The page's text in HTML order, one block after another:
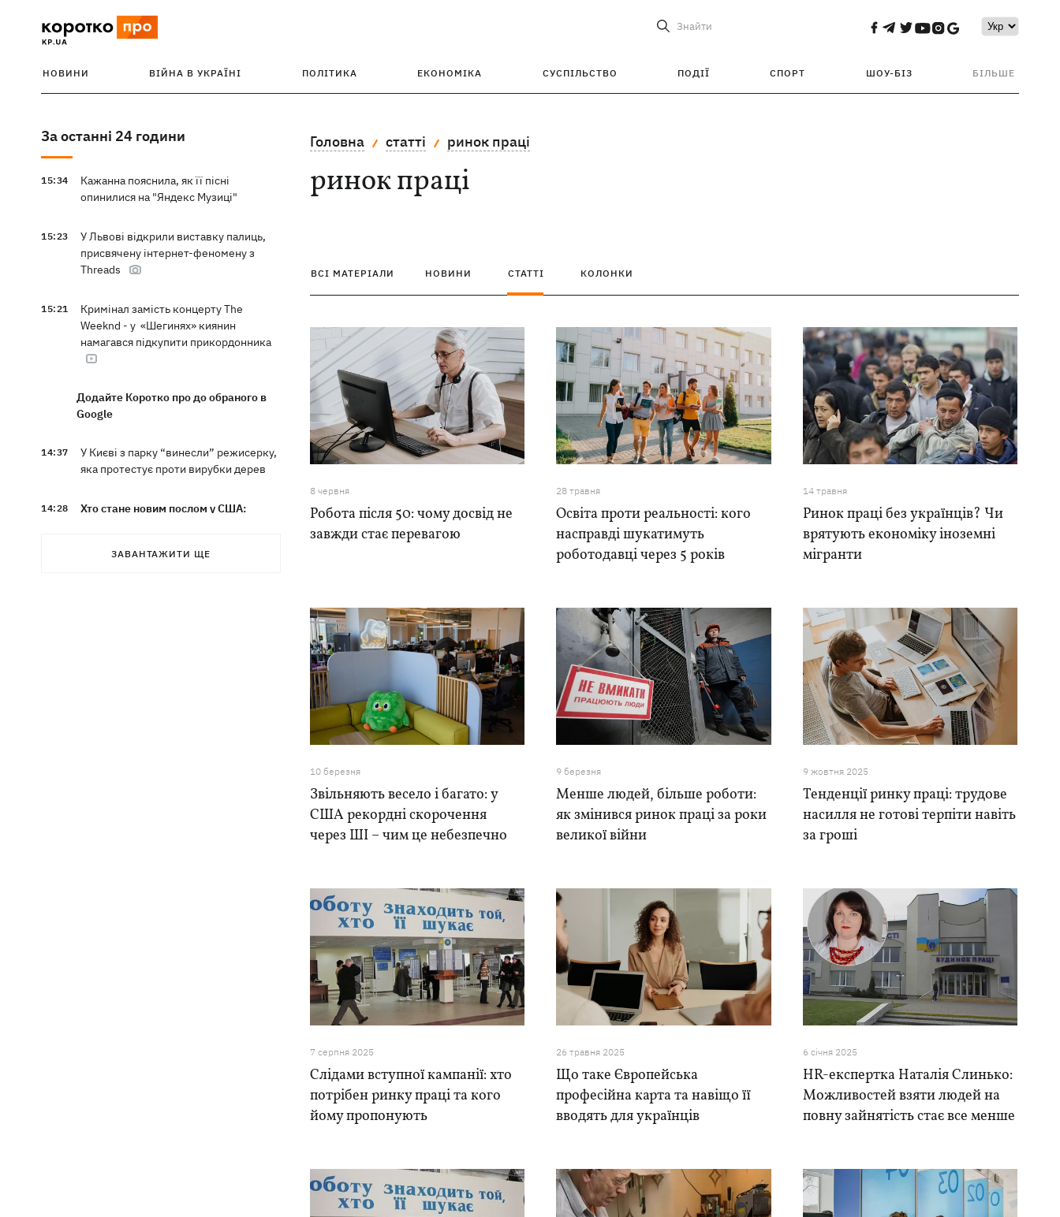
Знайти
НОВИНИ ВІЙНА В УКРАЇНІ ПОЛІТИКА ЕКОНОМІКА СУСПІЛЬСТВО ПОДІЇ СПОРТ ШОУ-БІЗ БІЛЬШЕ
За останні 24 години
15:34
Кажанна пояснила, як її пісні
опинилися на "Яндекс Музиці"
15:23
У Львові відкрили виставку палиць,
присвячену інтернет-феномену з
Threads
15:21
Кримінал замість концерту The
Weeknd - у «Шегинях» киянин
намагався підкупити прикордонника
Додайте Коротко про до обраного в
Google
14:37
У Києві з парку “винесли” режисерку,
яка протестує проти вирубки дерев
14:28
Хто стане новим послом у США:
ЗАВАНТАЖИТИ ЩЕ
Головна статті ринок праці
ринок праці
ВСІ МАТЕРІАЛИ НОВИНИ СТАТТІ КОЛОНКИ
8 червня
Робота після 50: чому досвід не
завжди стає перевагою
28 травня
Освіта проти реальності: кого
насправді шукатимуть
роботодавці через 5 років
14 травня
Ринок праці без українців? Чи
врятують економіку іноземні
мігранти
10 березня
Звільняють весело і багато: у
США рекордні скорочення
через ШІ – чим це небезпечно
9 березня
Менше людей, більше роботи:
як змінився ринок праці за роки
великої війни
9 жовтня 2025
Тенденції ринку праці: трудове
насилля не готові терпіти навіть
за гроші
7 серпня 2025
Слідами вступної кампанії: хто
потрібен ринку праці та кого
йому пропонують
26 травня 2025
Що таке Європейська
професійна карта та навіщо її
вводять для українців
6 сiчня 2025
HR-експертка Наталія Слинько:
Можливостей взяти людей на
повну зайнятість стає все менше